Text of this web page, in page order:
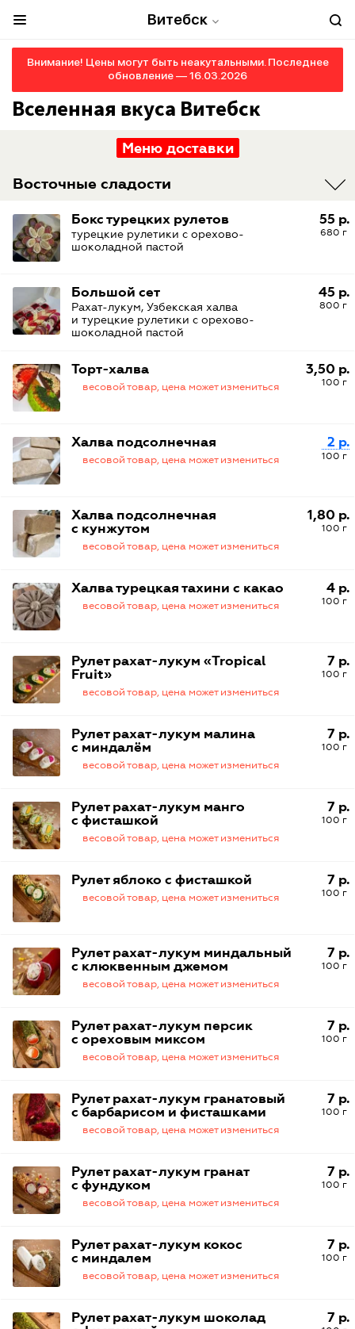
Витебск
Внимание! Цены могут быть неакутальными. Последнее
обновление — 16.03.2026
Вселенная вкуса Витебск
Меню доставки
Восточные сладости
55 р.
680 г
Бокс турецких рулетов
турецкие рулетики с орехово-
шоколадной пастой
45 р.
800 г
Большой сет
Рахат-лукум, Узбекская халва
и турецкие рулетики с орехово-
шоколадной пастой
3,50 р.
100 г
Торт-халва
весовой товар, цена может измениться
2 р.
100 г
Халва подсолнечная
весовой товар, цена может измениться
1,80 р.
100 г
Халва подсолнечная
с кунжутом
весовой товар, цена может измениться
4 р.
100 г
Халва турецкая тахини с какао
весовой товар, цена может измениться
7 р.
100 г
Рулет рахат-лукум «Tropical
Fruit»
весовой товар, цена может измениться
7 р.
100 г
Рулет рахат-лукум малина
с миндалём
весовой товар, цена может измениться
7 р.
100 г
Рулет рахат-лукум манго
с фисташкой
весовой товар, цена может измениться
7 р.
100 г
Рулет яблоко с фисташкой
весовой товар, цена может измениться
7 р.
100 г
Рулет рахат-лукум миндальный
с клюквенным джемом
весовой товар, цена может измениться
7 р.
100 г
Рулет рахат-лукум персик
с ореховым миксом
весовой товар, цена может измениться
7 р.
100 г
Рулет рахат-лукум гранатовый
с барбарисом и фисташками
весовой товар, цена может измениться
7 р.
100 г
Рулет рахат-лукум гранат
с фундуком
весовой товар, цена может измениться
7 р.
100 г
Рулет рахат-лукум кокос
с миндалем
весовой товар, цена может измениться
7 р.
Рулет рахат-лукум шоколад